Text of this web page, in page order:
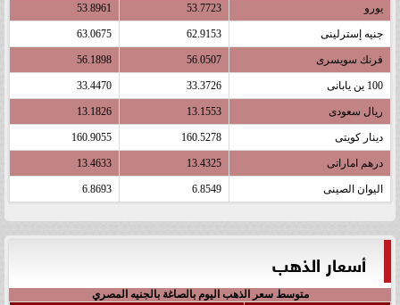
يورو 53.7723
53.8961
جنيه إسترلينى 62.9153
63.0675
فرنك سويسرى 56.0507
56.1898
100 ين يابانى 33.3726
33.4470
ريال سعودى 13.1553
13.1826
دينار كويتى 160.5278
160.9055
درهم اماراتى 13.4325
13.4633
اليوان الصينى 6.8549
6.8693
أسعار الذهب
متوسط سعر الذهب اليوم بالصاغة بالجنيه المصري